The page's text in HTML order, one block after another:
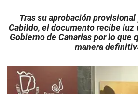
Tras su aprobación
Cabildo, el documento recibe luz
Gobierno de Canarias por lo que
manera